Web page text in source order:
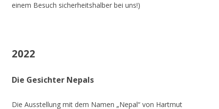
einem Besuch sicherheitshalber bei uns!)
2022
Die Gesichter Nepals
Die Ausstellung mit dem Namen „Nepal“ von Hartmut